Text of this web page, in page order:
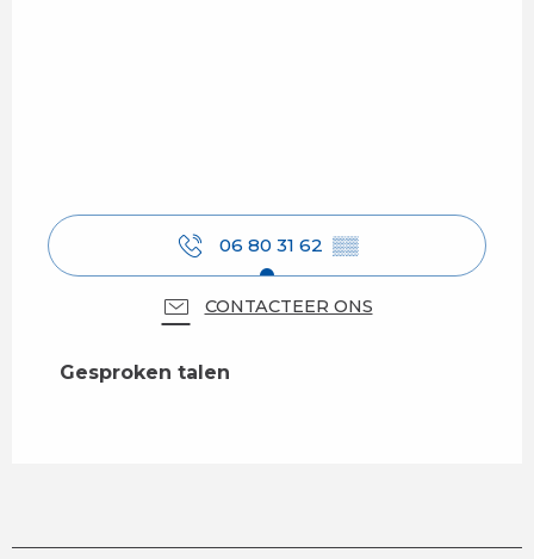
06 80 31 62 ▒▒
CONTACTEER ONS
Gesproken talen
Gesproken talen